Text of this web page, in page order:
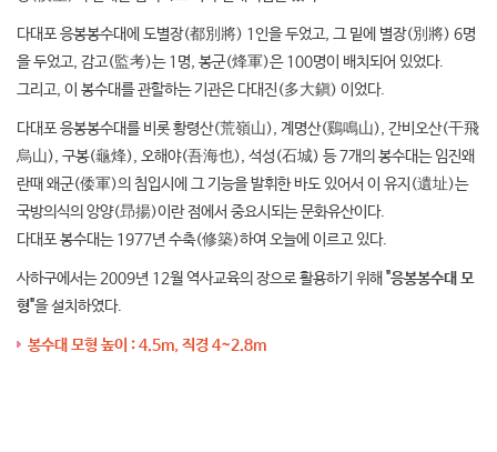
다대포 응봉봉수대에 도별장(都別將) 1인을 두었고, 그 밑에 별장(別將) 6명
을 두었고, 감고(監考)는 1명, 봉군(烽軍)은 100명이 배치되어 있었다.
그리고, 이 봉수대를 관할하는 기관은 다대진(多大鎭) 이었다.
다대포 응봉봉수대를 비롯 황령산(荒嶺山), 계명산(鷄鳴山), 간비오산(干飛
烏山), 구봉(龜烽), 오해야(吾海也), 석성(石城) 등 7개의 봉수대는 임진왜
란때 왜군(倭軍)의 침입시에 그 기능을 발휘한 바도 있어서 이 유지(遺址)는
국방의식의 앙양(昻揚)이란 점에서 중요시되는 문화유산이다.
다대포 봉수대는 1977년 수축(修築)하여 오늘에 이르고 있다.
사하구에서는 2009년 12월 역사교육의 장으로 활용하기 위해 "응봉봉수대 모
형"을 설치하였다.
봉수대 모형 높이 : 4.5m, 직경 4~2.8m